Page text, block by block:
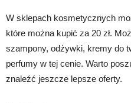
W sklepach kosmetycznych
które można kupić za 20 zł.
szampony, odżywki, kremy do
perfumy w tej cenie. Warto
znaleźć jeszcze lepsze oferty.